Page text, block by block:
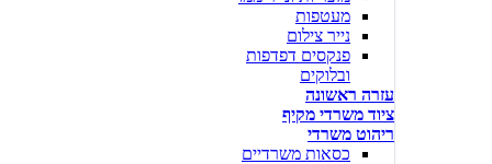
מעטפות
נייר צילום
פנקסים דפדפות
ובלוקים
עזרה ראשונה
ציוד משרדי מקיף
ריהוט משרדי
כסאות משרדיים